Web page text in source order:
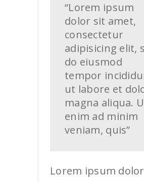
“Lorem ipsum
dolor sit amet,
consectetur
adipisicing elit,
do eiusmod
tempor
ut labore et
magna aliqua.
enim ad minim
veniam, quis”
Lorem ipsum